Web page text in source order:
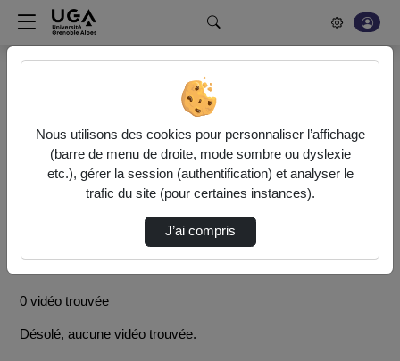
Rechercher un média sur POD
Bonjour, votre serveur vidéo a été mis à jour. Nous sommes
en train de finaliser son optimisation. L'encodage de vos
vidéos fonctionne (ne pas tenir compte du message d'erreur
actuel à la fin de votre encodage).
Résultats de la recherche
0 vidéo trouvée
Désolé, aucune vidéo trouvée.
Nous utilisons des cookies pour personnaliser l’affichage
(barre de menu de droite, mode sombre ou dyslexie
etc.), gérer la session (authentification) et analyser le
trafic du site (pour certaines instances).
J’ai compris